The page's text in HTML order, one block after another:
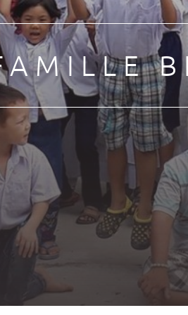
Dimensão
apostólica